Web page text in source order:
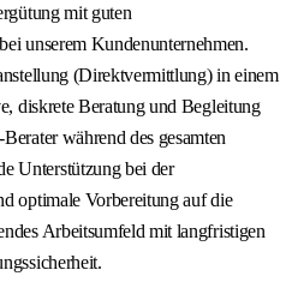
mit guten
unserem Kundenunternehmen.
(Direktvermittlung) in einem
diskrete Beratung und Begleitung
während des gesamten
Unterstützung bei der
optimale Vorbereitung auf die
Arbeitsumfeld mit langfristigen